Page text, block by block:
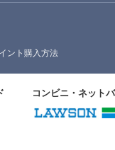
ント購入方法
コンビニ・ネット